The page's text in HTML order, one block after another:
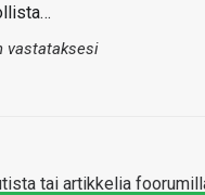
vastataksesi
tai artikkelia